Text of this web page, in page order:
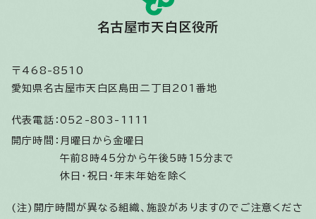
名古屋市天白区役所
〒468-8510
愛知県名古屋市天白区島田二丁目201番地
代表電話： 052-803-1111
開庁時間： 月曜日から金曜日
午前8時45分から午後5時15分まで
休日・祝日・年末年始を除く
(注)開庁時間が異なる組織、施設がありますのでご注意くださ